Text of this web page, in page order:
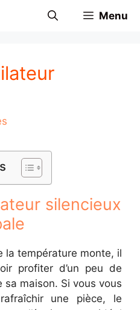
Menu
silencieux
la température monte, il
profiter d’un peu de
sa maison. Si vous vous
une pièce, le